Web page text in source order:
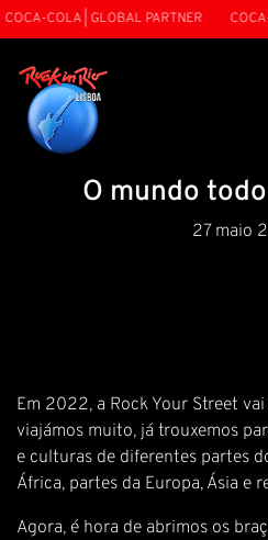
COLA | GLOBAL PARTNER
O mundo
27 maio
Em 2022, a Rock Your Street
viajámos muito, já trouxemos
e culturas de diferentes partes
África, partes da Europa, Ásia e
Agora, é hora de abrimos os